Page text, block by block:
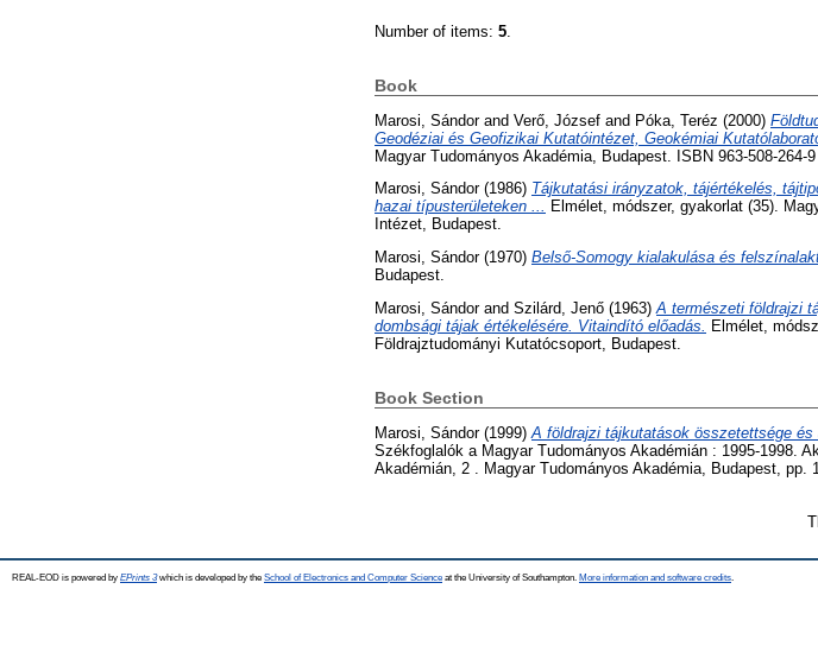
Number of items: 5
Book
Marosi, Sándorand Verő, József and Póka, Teréz (2000)
Geodéziai és Geofizikai Kutatóintézet, Geokémiai
Magyar Tudományos Akadémia, Budapest. ISBN 963-508-264-9
Marosi, Sándor(1986) Tájkutatási irányzatok, tájértékelés,
hazai típusterületeken ... Elmélet, módszer, gyakorlat (35).
Intézet, Budapest.
Marosi, Sándor(1970) Belső-Somogy kialakulása és
Budapest.
Marosi, Sándorand Szilárd, Jenő (1963) A természeti földrajzi
dombsági tájak értékelésére. Vitaindító előadás.
Elmélet,
Földrajztudományi Kutatócsoport, Budapest.
Book Section
Marosi, Sándor(1999) A földrajzi tájkutatások összetettsége és
Székfoglalók a Magyar Tudományos Akadémián : 1995-1998.
Akadémián, 2 . Magyar Tudományos Akadémia, Budapest, pp.
REAL-EOD is powered by EPrints 3which is developed by the School of Electronics and Computer Science at the University of Southampton. More information and software credits